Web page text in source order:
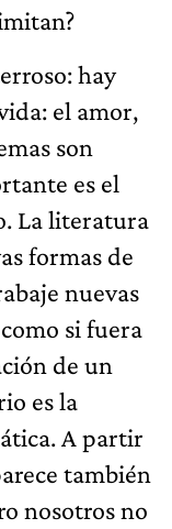
hay
el amor,
son
es el
La literatura
formas de
nuevas
si fuera
de un
es la
A partir
también
nosotros no